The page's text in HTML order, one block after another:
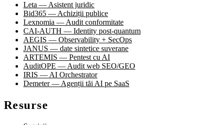
Leta — Asistent juridic
Bid365 — Achiziții publice
Lexnomia — Audit conformitate
CAI-AUTH — Identity post-quantum
AEGIS — Observability + SecOps
JANUS — date sintetice suverane
ARTEMIS — Pentest cu AI
AuditOPE — Audit web SEO/GEO
IRIS — AI Orchestrator
Demeter — Agenții tăi AI pe SaaS
Resurse